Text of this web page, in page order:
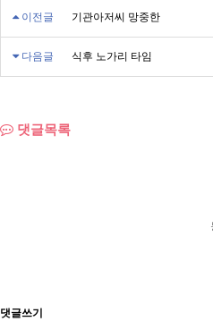
이전글 기관아저씨 망중한
다음글 식후 노가리 타임
댓글목록
댓글쓰기